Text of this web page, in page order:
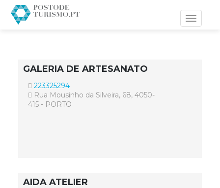
Toggle
GALERIA DE ARTESANATO
223325294
Rua Mousinho da Silveira, 68, 4050-
415 - PORTO
AIDA ATELIER